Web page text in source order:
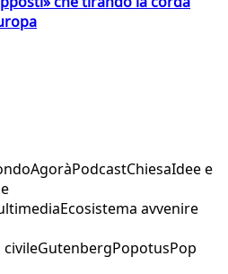
AgoràPodcastChiesaIdee e
Ecosistema avvenire
civileGutenbergPopotusPop